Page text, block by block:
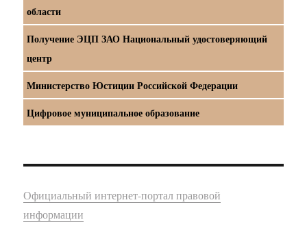
области
Получение ЭЦП ЗАО Национальный удостоверяющий
центр
Министерство Юстиции Российской Федерации
Цифровое муниципальное образование
Официальный интернет-портал правовой
информации